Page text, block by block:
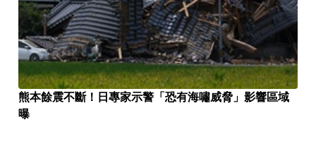
熊本餘震不斷！日專家示警「恐有海嘯威脅」影響區域
曝